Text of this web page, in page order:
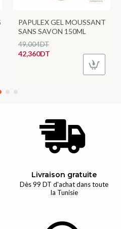
PAPULEX GEL MOUSSANT
SANS SAVON 150ML
42,360DT
49,004DT
Livraison gratuite
Dès 99 DT d'achat dans toute
la Tunisie